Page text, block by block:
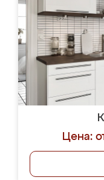
Цена: